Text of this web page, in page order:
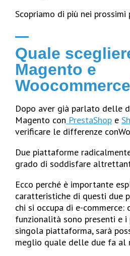
Scopriamo di più nei prossimi
Quale
Magento e
Dopo aver già parlato delle
Magento con PrestaShop e
verificare le differenze
Due piattaforme
grado di soddisfare
Ecco perché è importante
caratteristiche di questi due
chi si occupa di e-
funzionalità sono presenti e
singola piattaforma, sarà
meglio quale delle due fa al